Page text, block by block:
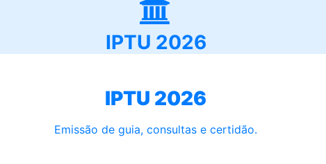
IPTU 2026
IPTU 2026
Emissão de guia, consultas e certidão.